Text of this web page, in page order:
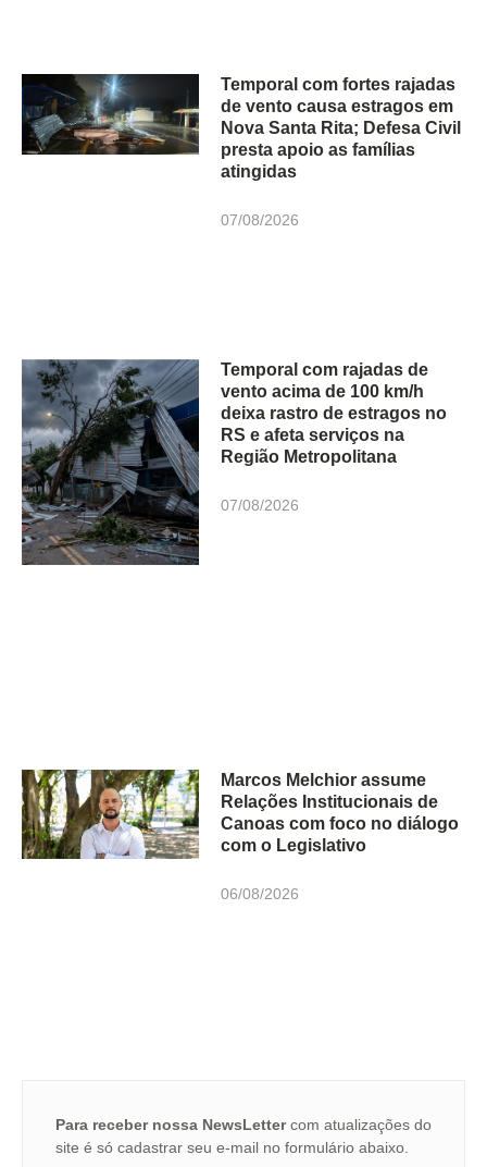
Temporal com fortes rajadas
de vento causa estragos em
Nova Santa Rita; Defesa Civil
presta apoio as famílias
atingidas
07/08/2026
Temporal com rajadas de
vento acima de 100 km/h
deixa rastro de estragos no
RS e afeta serviços na
Região Metropolitana
07/08/2026
Marcos Melchior assume
Relações Institucionais de
Canoas com foco no diálogo
com o Legislativo
06/08/2026
Para receber nossa NewsLettercom atualizações do
site é só cadastrar seu e-mail no formulário abaixo.